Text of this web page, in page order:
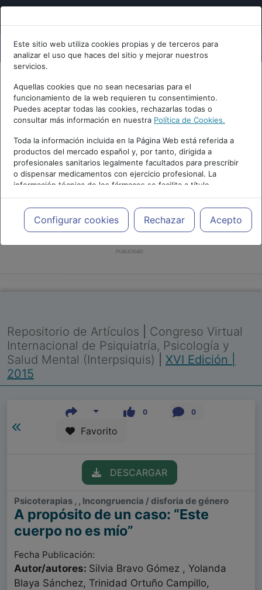
Este sitio web utiliza cookies propias y de terceros para
analizar el uso que haces del sitio y mejorar nuestros
servicios.
Aquellas cookies que no sean necesarias para el
funcionamiento de la web requieren tu consentimiento.
Puedes aceptar todas las cookies, rechazarlas todas o
consultar más información en nuestra Política de Cookies.
Toda la información incluida en la Página Web está referida a
productos del mercado español y, por tanto, dirigida a
profesionales sanitarios legalmente facultados para prescribir
o dispensar medicamentos con ejercicio profesional. La
información técnica de los fármacos se facilita a título
meramente informativo, siendo responsabilidad de los
profesionales facultados prescribir medicamentos y decidir, en
cada caso concreto, el tratamiento más adecuado a las
necesidades del paciente.
Configurar cookies Rechazar Acepto
PUBLICIDAD
Repositorio de Artículos
Congreso Virtual
Internacional de Psiquiatría, Psicología y
Salud Mental (Interpsiquis)
XVI Edición |
2015
0 0
Favorito
DESCARGAR
Psicoterapias , , Incongruencia / disforia de género
A propósito de un caso: “Este
cuerpo no es mío”
Fecha Publicación:
Autor/autores: Silvia Bravo Gómez , Yolanda
Blaya Sánchez, Trinidad Ortuño Campillo,